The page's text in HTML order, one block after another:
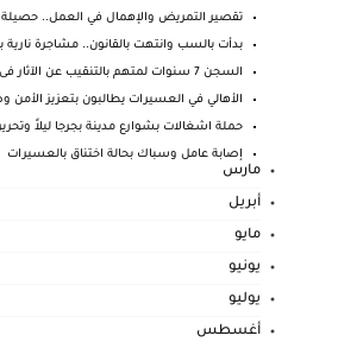
تقصير التمريض والإهمال في العمل.. حصيلة
بدأت بالسب وانتهت بالقانون.. مشاجرة نارية
السجن 7 سنوات لمتهم بالتنقيب عن الآثار فى مركز جرج...
الأهالي في العسيرات يطالبون بتعزيز الأمن
حملة اشغالات بشوارع مدينة بجرجا ليلاً وتحرير
إصابة عامل وسباك بحالة اختناق بالعسيرات
مارس
أبريل
مايو
يونيو
يوليو
أغسطس